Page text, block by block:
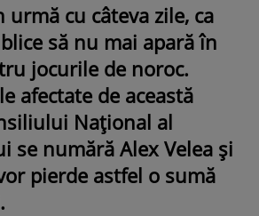
urmă cu câteva zile, ca
să nu mai apară în
jocurile de noroc.
afectate de această
Național al
se numără Alex Velea și
pierde astfel o sumă